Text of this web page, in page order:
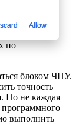
Эта
по
блоком ЧПУ.
точность
Но не каждая
программного
выполнить
Allow